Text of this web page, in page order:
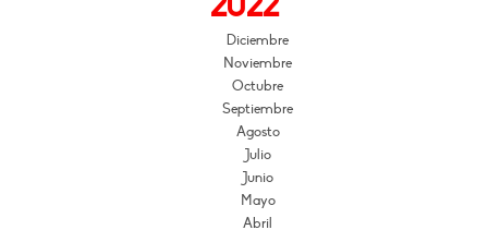
Diciembre
Noviembre
Octubre
Septiembre
Agosto
Julio
Junio
Mayo
Abril